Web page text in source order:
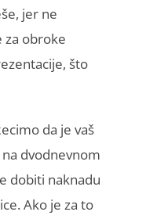
jer ne
za obroke
što
da je vaš
dvodnevnom
dobiti naknadu
Ako je za to